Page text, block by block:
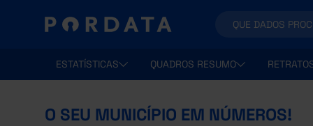
ESTATÍSTICAS QUADROS RESUMO
O SEU MUNICÍPIO EM NÚMEROS!